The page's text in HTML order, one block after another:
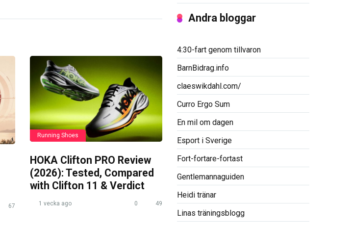
67
Running Shoes
HOKA Clifton PRO Review
(2026): Tested, Compared
with Clifton 11 & Verdict
1 vecka ago 0 49
Andra bloggar
4:30-fart genom tillvaron
BarnBidrag.info
claeswikdahl.com/
Curro Ergo Sum
En mil om dagen
Esport i Sverige
Fort-fortare-fortast
Gentlemannaguiden
Heidi tränar
Linas träningsblogg